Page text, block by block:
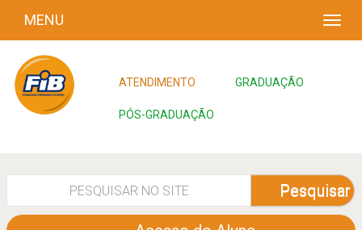
MENU
ATENDIMENTO GRADUAÇÃO
PÓS-GRADUAÇÃO
Pesquisar